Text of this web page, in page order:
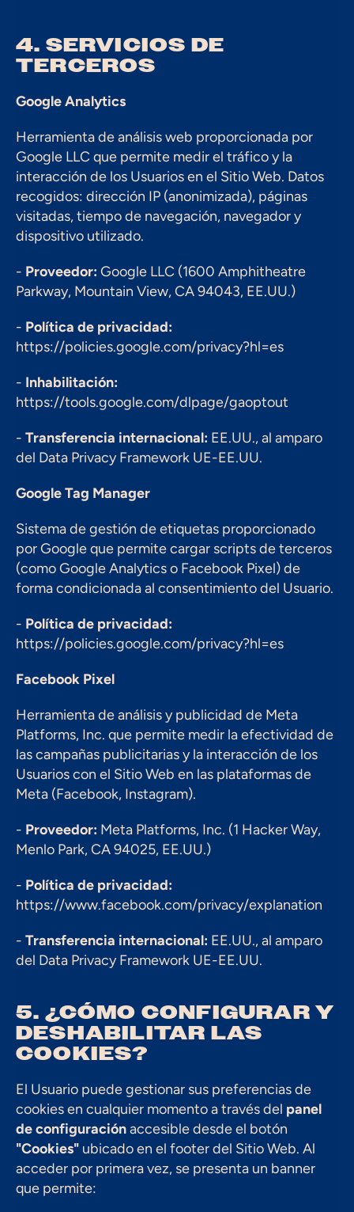
4. SERVICIOS DE
TERCEROS
Google Analytics
Herramienta de análisis web proporcionada por
Google LLC que permite medir el tráfico y la
interacción de los Usuarios en el Sitio Web. Datos
recogidos: dirección IP (anonimizada), páginas
visitadas, tiempo de navegación, navegador y
dispositivo utilizado.
- Proveedor: Google LLC (1600 Amphitheatre
Parkway, Mountain View, CA 94043, EE.UU.)
- Política de privacidad:
https://policies.google.com/privacy?hl=es
- Inhabilitación:
https://tools.google.com/dlpage/gaoptout
- Transferencia internacional: EE.UU., al amparo
del Data Privacy Framework UE-EE.UU.
Google Tag Manager
Sistema de gestión de etiquetas proporcionado
por Google que permite cargar scripts de terceros
(como Google Analytics o Facebook Pixel) de
forma condicionada al consentimiento del Usuario.
- Política de privacidad:
https://policies.google.com/privacy?hl=es
Facebook Pixel
Herramienta de análisis y publicidad de Meta
Platforms, Inc. que permite medir la efectividad de
las campañas publicitarias y la interacción de los
Usuarios con el Sitio Web en las plataformas de
Meta (Facebook, Instagram).
- Proveedor: Meta Platforms, Inc. (1 Hacker Way,
Menlo Park, CA 94025, EE.UU.)
- Política de privacidad:
https://www.facebook.com/privacy/explanation
- Transferencia internacional: EE.UU., al amparo
del Data Privacy Framework UE-EE.UU.
5. ¿CÓMO CONFIGURAR Y
DESHABILITAR LAS
COOKIES?
El Usuario puede gestionar sus preferencias de
cookies en cualquier momento a través del panel
de configuración
"Cookies" ubicado en el footer del Sitio Web. Al
acceder por primera vez, se presenta un banner
que permite: